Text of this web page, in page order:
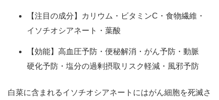
【注目の成分】カリウム・ビタミンC・食物繊維・
イソチオシアネート・葉酸
【効能】高血圧予防・便秘解消・がん予防・動脈
硬化予防・塩分の過剰摂取リスク軽減・風邪予防
白菜に含まれるイソチオシアネートにはがん細胞を死滅さ